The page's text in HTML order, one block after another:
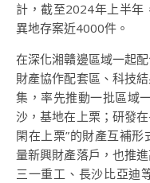
計，截至2024年上半年
異地存案近4000件。
在深化湘贛邊區域一起
財產協作配套區、科技
集，率先推動一批區域
沙，基地在上栗；研發
閑在上栗”的財產互補
量新興財產落戶，也推
三一重工、長沙比亞迪